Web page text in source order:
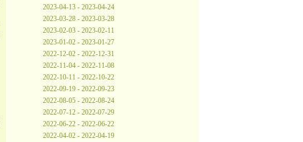
2023-04-13 - 2023-04-24
2023-03-28 - 2023-03-28
2023-02-03 - 2023-02-11
2023-01-02 - 2023-01-27
2022-12-02 - 2022-12-31
2022-11-04 - 2022-11-08
2022-10-11 - 2022-10-22
2022-09-19 - 2022-09-23
2022-08-05 - 2022-08-24
2022-07-12 - 2022-07-29
2022-06-22 - 2022-06-22
2022-04-02 - 2022-04-19